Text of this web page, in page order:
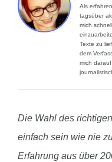
Als
tagsüber
mich
Texte zu
dem
mich
Die Wahl des
einfach sein wie nie
Erfahrung aus über